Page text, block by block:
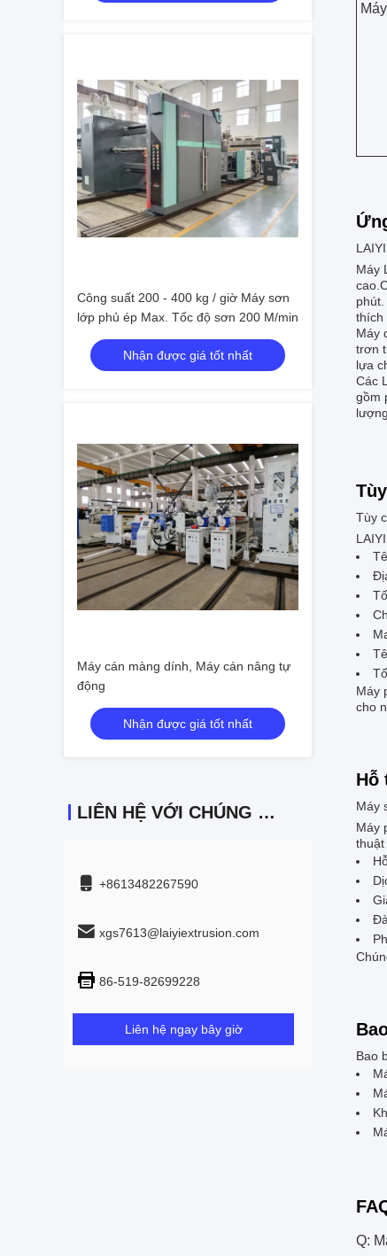
Công suất 200 - 400 kg / giờ Máy sơn
lớp phủ ép Max. Tốc độ sơn 200 M/min
Nhận được giá tốt nhất
Máy cán màng dính, Máy cán nâng tự
động
Nhận được giá tốt nhất
LIÊN HỆ VỚI CHÚNG TÔI
+8613482267590
xgs7613@laiyiextrusion.com
86-519-82699228
Liên hệ ngay bây giờ
Máy
thích
Máy
trơn
lựa
Các
gồm
Tùy
Máy
cho
Hỗ
Máy
Máy
thuật
Bao
Q: